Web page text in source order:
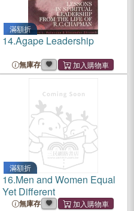
滿額折
14.Agape Leadership
無庫存
滿額折
16.Men and Women Equal
Yet Different
無庫存